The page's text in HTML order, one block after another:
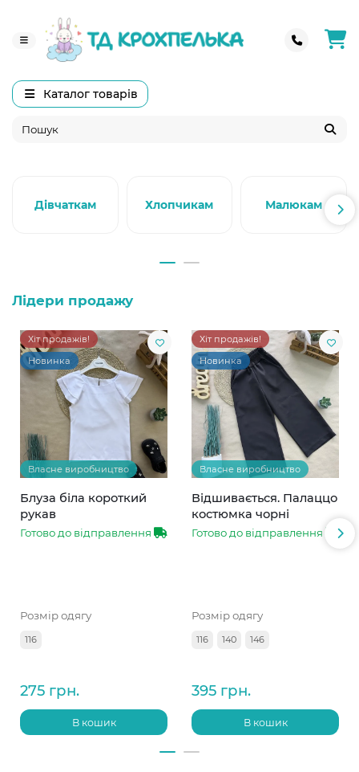
Каталог товарів
Дівчаткам Хлопчикам Малюкам
Лідери продажу
Хіт продажів!
Новинка
Власне виробництво
Блуза біла короткий
рукав
Готово до відправлення
Розмір одягу
116
275 грн.
В кошик
Хіт продажів!
Новинка
Власне виробництво
Відшивається. Палаццо
костюмка чорні
Готово до відправлення
Розмір одягу
116 140 146
395 грн.
В кошик